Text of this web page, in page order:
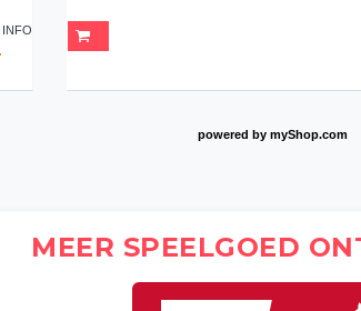
INFO
powered by myShop.com
MEER SPEELGOED